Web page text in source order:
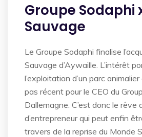
Groupe Sodaphi
Sauvage
Le Groupe Sodaphi finalise
Sauvage d’Aywaille. L’intérêt
l’exploitation d’un parc
pas récent pour le CEO du
Dallemagne. C’est donc le rêve
d’entrepreneur qui peut enfin
travers de la reprise du Monde